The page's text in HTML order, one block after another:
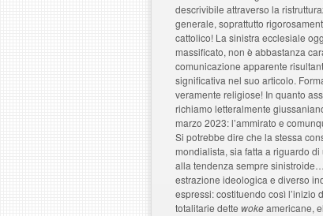
descrivibile attraverso la
generale, soprattutto
cattolico! La sinistra ecclesiale
massificato, non è abbastanza
comunicazione apparente
significativa nel suo articolo.
veramente religiose! In quanto
richiamo letteralmente
marzo 2023: l’ammirato e
Si potrebbe dire che la stessa
mondialista, sia fatta a riguardo
alla tendenza sempre
estrazione ideologica e diverso
espressi: costituendo così
totalitarie dette wokeamericane,